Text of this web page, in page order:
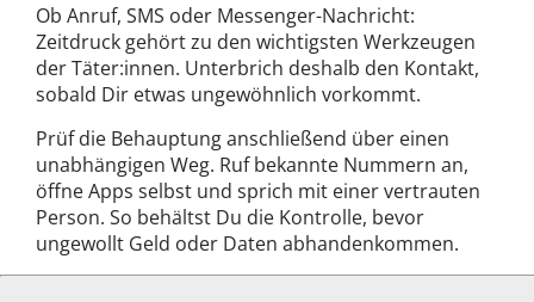
Ob Anruf, SMS oder Messenger-Nachricht:
Zeitdruck gehört zu den wichtigsten Werkzeugen
der Täter:innen. Unterbrich deshalb den Kontakt,
sobald Dir etwas ungewöhnlich vorkommt.
Prüf die Behauptung anschließend über einen
unabhängigen Weg. Ruf bekannte Nummern an,
öffne Apps selbst und sprich mit einer vertrauten
Person. So behältst Du die Kontrolle, bevor
ungewollt Geld oder Daten abhandenkommen.